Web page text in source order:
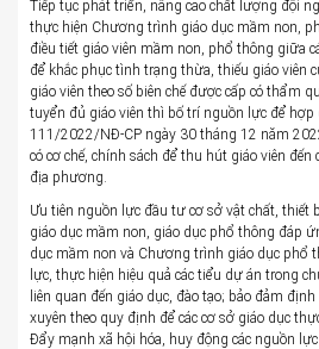
Tiếp tục phát triển, nâng cao chất lượng đội
thực hiện Chương trình giáo dục mầm non,
điều tiết giáo viên mầm non, phổ thông giữa
để khắc phục tình trạng thừa, thiếu giáo viên
giáo viên theo số biên chế được cấp có thẩm
tuyển đủ giáo viên thì bố trí nguồn lực để
111/2022/NĐ-CP ngày 30 tháng 12 năm
có cơ chế, chính sách để thu hút giáo viên đến
địa phương.
Ưu tiên nguồn lực đầu tư cơ sở vật chất, thiết
giáo dục mầm non, giáo dục phổ thông đáp
dục mầm non và Chương trình giáo dục phổ
lực, thực hiện hiệu quả các tiểu dự án trong
liên quan đến giáo dục, đào tạo; bảo đảm
xuyên theo quy định để các cơ sở giáo dục
Đẩy mạnh xã hội hóa, huy động các nguồn